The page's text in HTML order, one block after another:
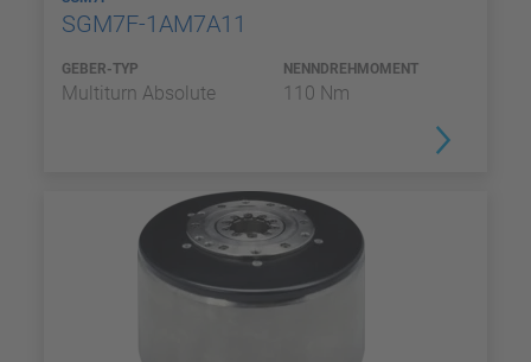
SGM7F-1AM7A11
GEBER-TYP
Multiturn Absolute
NENNDREHMOMENT
110 Nm